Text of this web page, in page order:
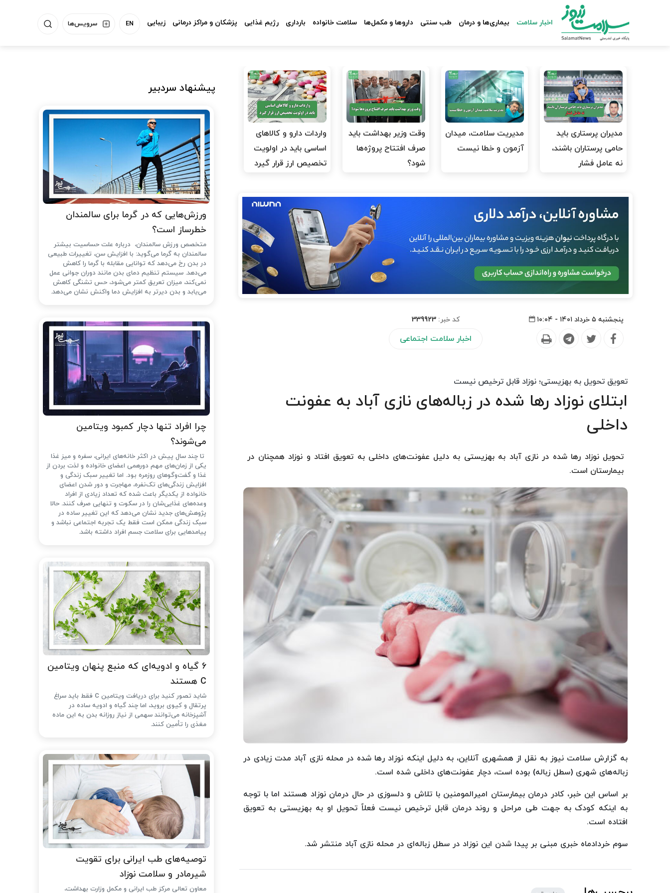
سرویس‌ها EN اخبار سلامت بیماری‌ها و درمان طب سنتی داروها و مکمل‌ها سلامت خانواده بارداری رژیم غذایی پزشکان و مراکز درمانی زیبایی
مدیران پرستاری باید
حامی پرستاران باشند،
نه عامل فشار
مدیریت سلامت، میدان
آزمون و خطا نیست
وقت وزیر بهداشت باید
صرف افتتاح پروژه‌ها
شود؟
واردات دارو و کالاهای
اساسی باید در اولویت
تخصیص ارز قرار گیرد
پنجشنبه ۵ خرداد ۱۴۰۱ - ۱۰:۰۴ کد خبر:339923
اخبار سلامت اجتماعی
تعویق تحویل به بهزیستی؛ نوزاد قابل ترخیص نیست
ابتلای نوزاد رها شده در زباله‌های نازی‌ آباد به عفونت‌
داخلی
تحویل نوزاد رها شده در نازی آباد به بهزیستی به دلیل عفونت‌های داخلی به تعویق افتاد و نوزاد همچنان در
بیمارستان است.
به گزارش سلامت نیوز به نقل از همشهری آنلاین، به دلیل اینکه نوزاد رها شده در محله نازی آباد مدت زیادی در
زباله‌های شهری (سطل زباله) بوده است، دچار عفونت‌های داخلی شده است.
بر اساس این خبر، کادر درمان بیمارستان امیرالمومنین با تلاش و دلسوزی در حال درمان نوزاد هستند اما با توجه
به اینکه کودک به جهت طی مراحل و روند درمان قابل ترخیص نیست فعلاً تحویل او به بهزیستی به تعویق
افتاده است.
سوم خردادماه خبری مبنی بر پیدا شدن این نوزاد در سطل زباله‌ای در محله نازی آباد منتشر شد.
پیشنهاد سردبیر
ورزش‌هایی که در گرما برای سالمندان
خطرساز است؟
متخصص ورزش سالمندان، درباره علت حساسیت بیشتر
سالمندان به گرما می‌گوید: با افزایش سن، تغییرات طبیعی
در بدن رخ می‌دهد که توانایی مقابله با گرما را کاهش
می‌دهد. سیستم تنظیم دمای بدن مانند دوران جوانی عمل
نمی‌کند، میزان تعریق کمتر می‌شود، حس تشنگی کاهش
می‌یابد و بدن دیرتر به افزایش دما واکنش نشان می‌دهد.
چرا افراد تنها دچار کمبود ویتامین
می‌شوند؟
تا چند سال پیش در اکثر خانه‌های ایرانی، سفره و میز غذا
یکی از زمان‌های مهم دورهمی اعضای خانواده و لذت بردن از
غذا و گفت‌وگوهای روزمره بود. اما تغییر سبک زندگی و
افزایش زندگی‌های تک‌نفره، مهاجرت و دور شدن اعضای
خانواده از یکدیگر باعث شده که تعداد زیادی از افراد
وعده‌های غذایی‌شان را در سکوت و تنهایی صرف کنند. حالا
پژوهش‌های جدید نشان می‌دهد که این تغییر ساده در
سبک زندگی ممکن است فقط یک تجربه اجتماعی نباشد و
پیامدهایی برای سلامت جسم افراد داشته باشد.
۶ گیاه و ادویه‌ای که منبع پنهان ویتامین
C هستند
شاید تصور کنید برای دریافت ویتامین C فقط باید سراغ
پرتقال و کیوی بروید، اما چند گیاه و ادویه ساده در
آشپزخانه می‌توانند سهمی از نیاز روزانه بدن به این ماده
مغذی را تأمین کنند.
توصیه‌های طب ایرانی برای تقویت
شیرمادر و سلامت نوزاد
معاون تعالی مرکز طب ایرانی و مکمل وزارت بهداشت،